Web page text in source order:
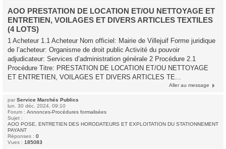
AOO PRESTATION DE LOCATION ET/OU NETTOYAGE ET
ENTRETIEN, VOILAGES ET DIVERS ARTICLES TEXTILES
(4 LOTS)
1 Acheteur 1.1 Acheteur Nom officiel: Mairie de Villejuif Forme juridique
de l’acheteur: Organisme de droit public Activité du pouvoir
adjudicateur: Services d’administration générale 2 Procédure 2.1
Procédure Titre: PRESTATION DE LOCATION ET/OU NETTOYAGE
ET ENTRETIEN, VOILAGES ET DIVERS ARTICLES TE...
Aller au message
par Service Marchés Publics
lun. 30 déc. 2024, 09:10
Forum : Annonces-Procédures formalisées
Sujet :
AOO POSE, ENTRETIEN DES HORODATEURS ET EXPLOITATION DU STATIONNEMENT
PAYANT
Réponses : 0
Vues : 185083